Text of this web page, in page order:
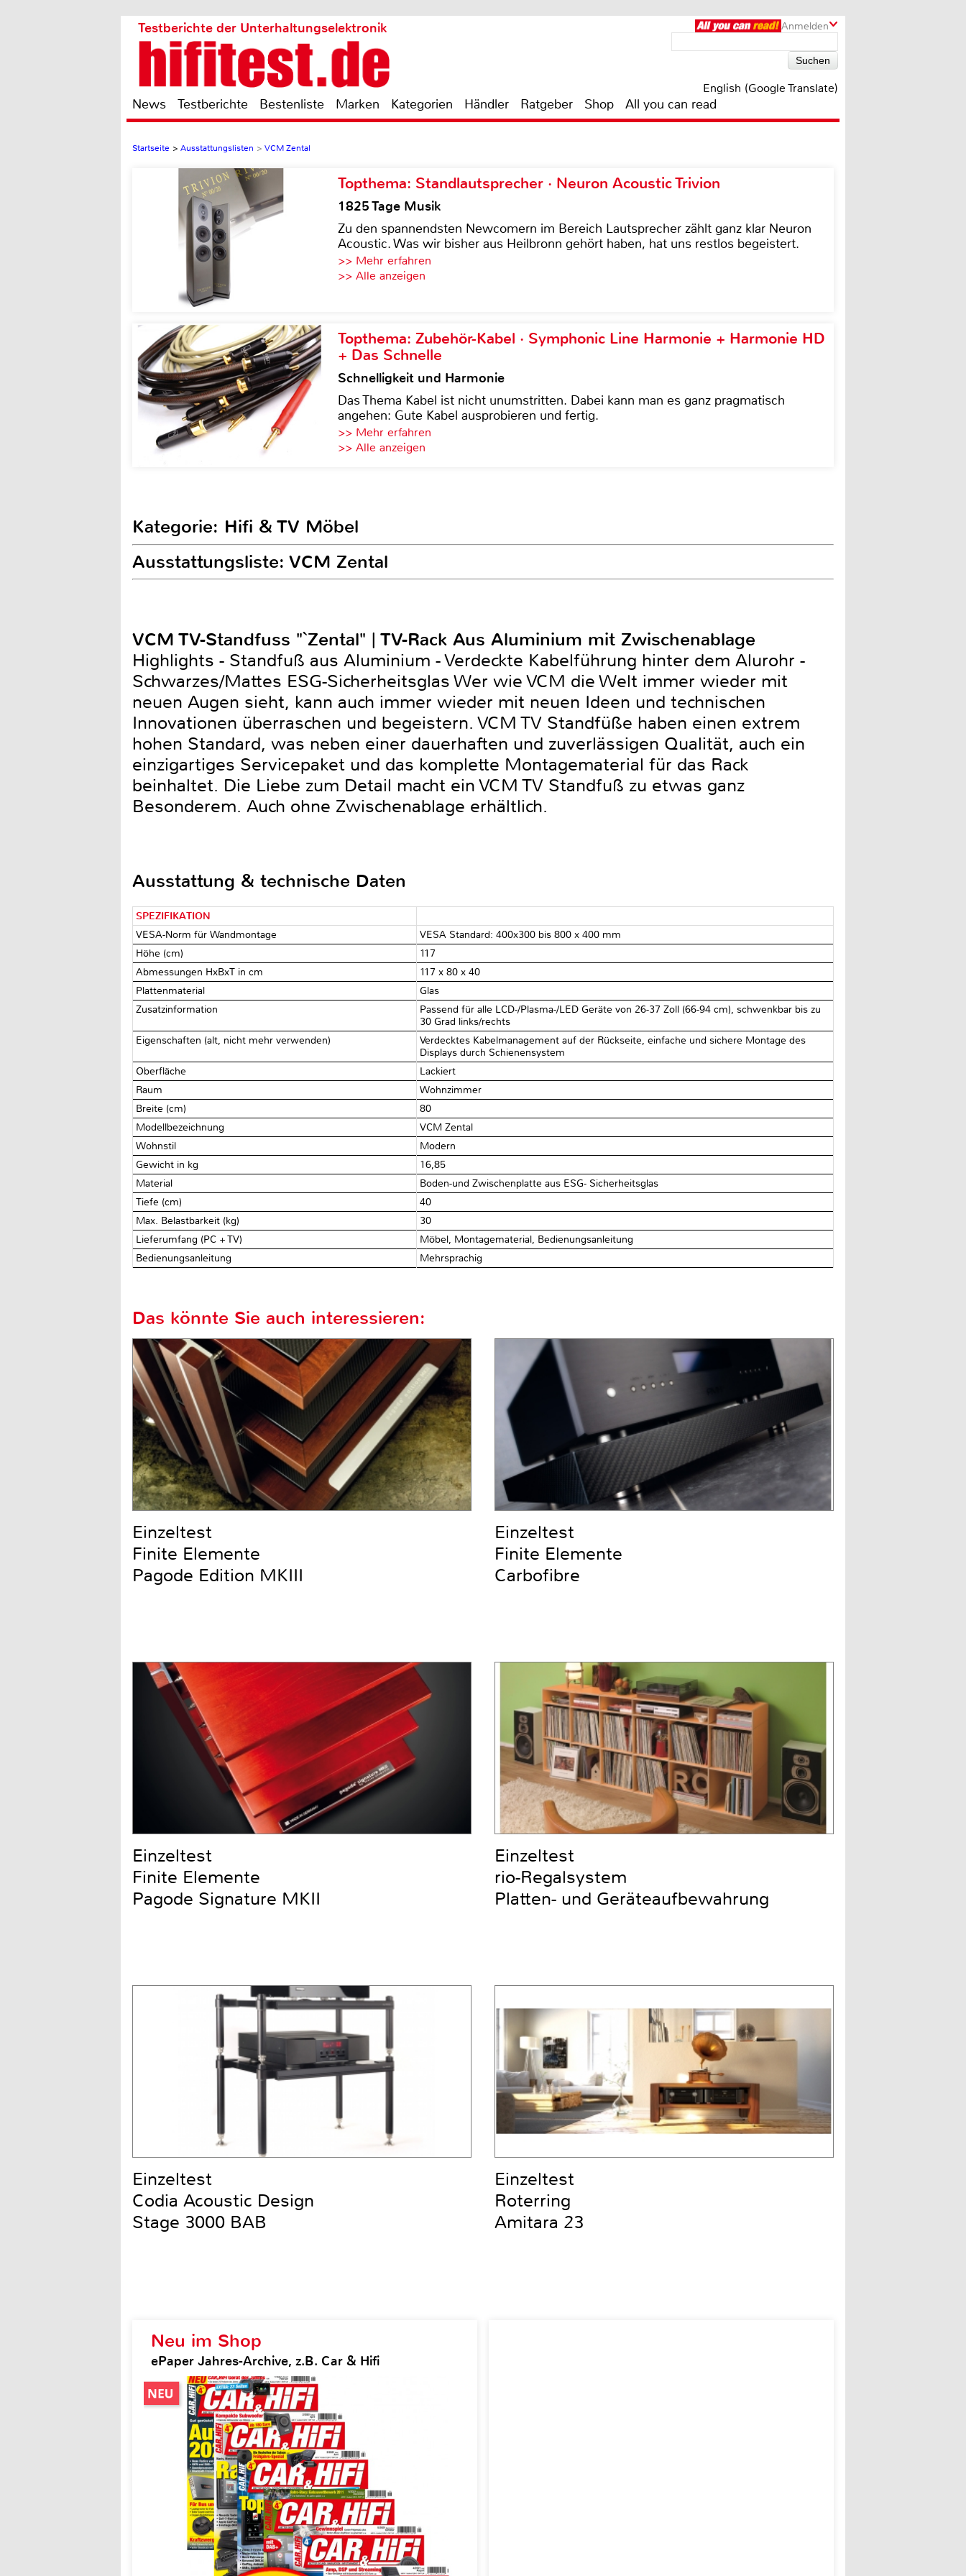
Anmelden
Testberichte der Unterhaltungselektronik
English (Google Translate)
News Testberichte Bestenliste Marken Kategorien Händler Ratgeber Shop All you can read
Startseite > Ausstattungslisten > VCM Zental
Topthema: Standlautsprecher · Neuron Acoustic Trivion
1825 Tage Musik
Zu den spannendsten Newcomern im Bereich Lautsprecher zählt ganz klar Neuron
Acoustic. Was wir bisher aus Heilbronn gehört haben, hat uns restlos begeistert.
>> Mehr erfahren
>> Alle anzeigen
Topthema: Zubehör-Kabel · Symphonic Line Harmonie + Harmonie HD
+ Das Schnelle
Schnelligkeit und Harmonie
Das Thema Kabel ist nicht unumstritten. Dabei kann man es ganz pragmatisch
angehen: Gute Kabel ausprobieren und fertig.
>> Mehr erfahren
>> Alle anzeigen
Kategorie: Hifi & TV Möbel
Ausstattungsliste: VCM Zental
VCM TV-Standfuss "`Zental" | TV-Rack Aus Aluminium mit Zwischenablage
Highlights - Standfuß aus Aluminium - Verdeckte Kabelführung hinter dem Alurohr -
Schwarzes/Mattes ESG-Sicherheitsglas Wer wie VCM die Welt immer wieder mit
neuen Augen sieht, kann auch immer wieder mit neuen Ideen und technischen
Innovationen überraschen und begeistern. VCM TV Standfüße haben einen extrem
hohen Standard, was neben einer dauerhaften und zuverlässigen Qualität, auch ein
einzigartiges Servicepaket und das komplette Montagematerial für das Rack
beinhaltet. Die Liebe zum Detail macht ein VCM TV Standfuß zu etwas ganz
Besonderem. Auch ohne Zwischenablage erhältlich.
Ausstattung & technische Daten
SPEZIFIKATION
VESA-Norm für Wandmontage
VESA Standard: 400x300 bis 800 x 400 mm
Höhe (cm)
117
Abmessungen HxBxT in cm
117 x 80 x 40
Plattenmaterial
Glas
Zusatzinformation
Passend für alle LCD-/Plasma-/LED Geräte von 26-37 Zoll (66-94 cm), schwenkbar bis zu
30 Grad links/rechts
Eigenschaften (alt, nicht mehr verwenden)
Verdecktes Kabelmanagement auf der Rückseite, einfache und sichere Montage des
Displays durch Schienensystem
Oberfläche
Lackiert
Raum
Wohnzimmer
Breite (cm)
80
Modellbezeichnung
VCM Zental
Wohnstil
Modern
Gewicht in kg
16,85
Material
Boden-und Zwischenplatte aus ESG- Sicherheitsglas
Tiefe (cm)
40
Max. Belastbarkeit (kg)
30
Lieferumfang (PC + TV)
Möbel, Montagematerial, Bedienungsanleitung
Bedienungsanleitung
Mehrsprachig
Neu im Shop
ePaper Jahres-Archive, z.B. Car & Hifi
Das könnte Sie auch interessieren:
Einzeltest
Finite Elemente
Pagode Edition MKIII
Einzeltest
Finite Elemente
Carbofibre
Einzeltest
Finite Elemente
Pagode Signature MKII
Einzeltest
rio-Regalsystem
Platten- und Geräteaufbewahrung
Einzeltest
Codia Acoustic Design
Stage 3000 BAB
Einzeltest
Roterring
Amitara 23